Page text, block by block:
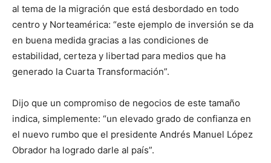
al tema de la migración que está desbordado en todo
centro y Norteamérica: “este ejemplo de inversión se da
en buena medida gracias a las condiciones de
estabilidad, certeza y libertad para medios que ha
generado la Cuarta Transformación”.
Dijo que un compromiso de negocios de este tamaño
indica, simplemente: “un elevado grado de confianza en
el nuevo rumbo que el presidente Andrés Manuel López
Obrador ha logrado darle al país”.